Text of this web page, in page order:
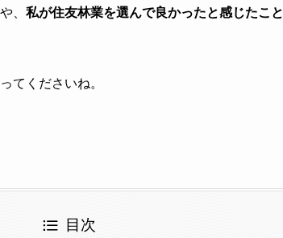
や、 私が住友林業を選んで良かったと感じたこと
てくださいね。
目次